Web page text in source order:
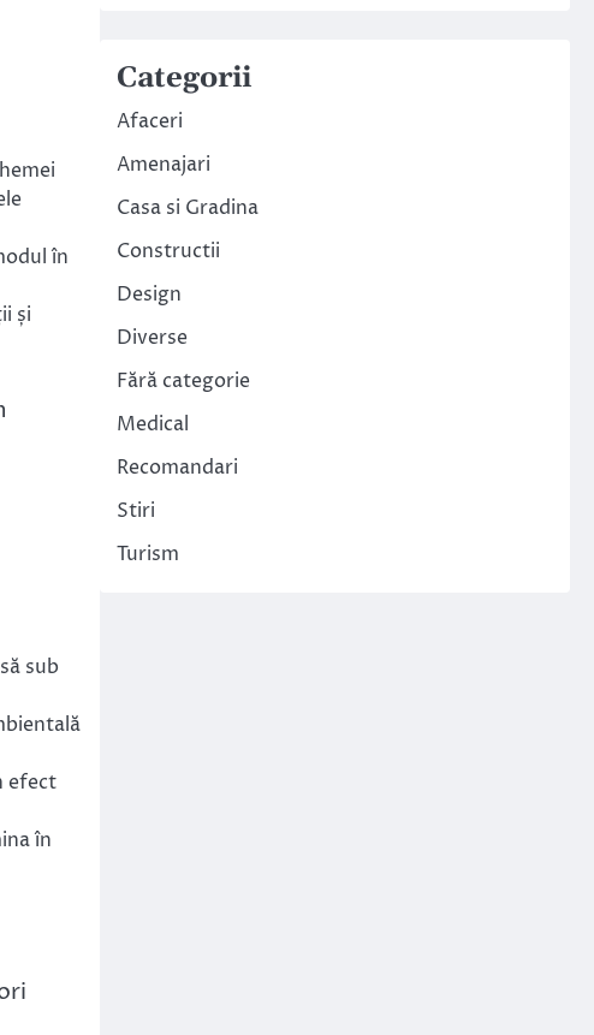
în
și
sub
efect
în
Categorii
Afaceri
Amenajari
Casa si Gradina
Constructii
Design
Diverse
Fără categorie
Medical
Recomandari
Stiri
Turism